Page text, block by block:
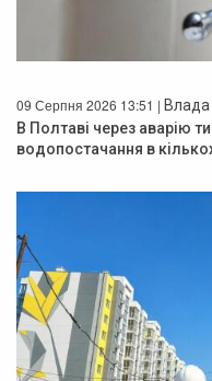
09 Серпня 2026 13:51 | Влада
В Полтаві через аварію
водопостачання в